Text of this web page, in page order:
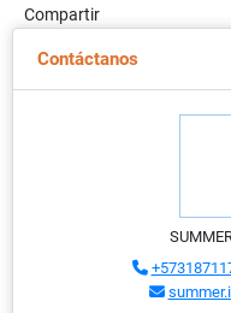
Compartir
Contáctanos